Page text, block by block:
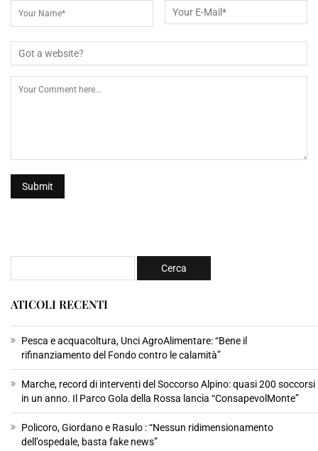
ATICOLI RECENTI
Pesca e acquacoltura, Unci AgroAlimentare: “Bene il
rifinanziamento del Fondo contro le calamità”
Marche, record di interventi del Soccorso Alpino: quasi 200 soccorsi
in un anno. Il Parco Gola della Rossa lancia “ConsapevolMonte”
Policoro, Giordano e Rasulo : “Nessun ridimensionamento
dell’ospedale, basta fake news”